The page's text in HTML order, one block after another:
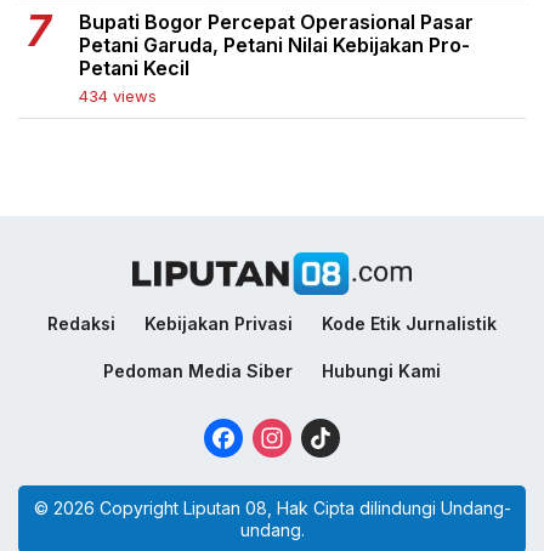
Bupati Bogor Percepat Operasional Pasar
Petani Garuda, Petani Nilai Kebijakan Pro-
Petani Kecil
434 views
Redaksi Kebijakan Privasi Kode Etik Jurnalistik
Pedoman Media Siber Hubungi Kami
FacebookInstagram
© 2026 Copyright Liputan 08, Hak Cipta dilindungi Undang-
undang.